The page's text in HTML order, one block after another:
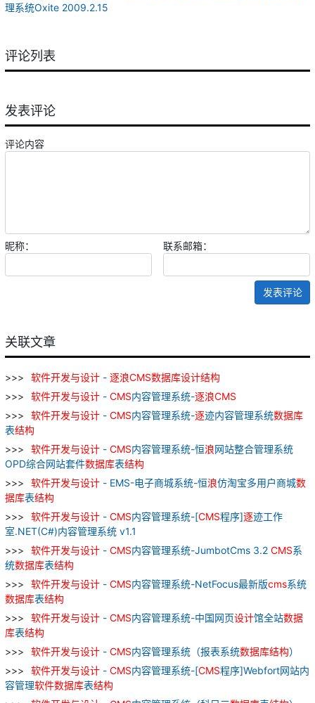
理系统Oxite 2009.2.15
评论列表
发表评论
评论内容
昵称： 联系邮箱：
发表评论
关联文章
软件开发与设计 - 逐浪CMS数据库设计结构
软件开发与设计 - CMS内容管理系统-逐浪CMS
软件开发与设计 - CMS内容管理系统-逐迹内容管理系统数据库
表结构
软件开发与设计 - CMS内容管理系统-恒浪网站整合管理系统
OPD综合网站套件数据库表结构
软件开发与设计 - EMS-电子商城系统-恒浪仿淘宝多用户商城数
据库表结构
软件开发与设计 - CMS内容管理系统-[CMS程序]逐迹工作
室.NET(C#)内容管理系统 v1.1
软件开发与设计 - CMS内容管理系统-JumbotCms 3.2 CMS系
统数据库表结构
软件开发与设计 - CMS内容管理系统-NetFocus最新版cms系统
数据库表结构
软件开发与设计 - CMS内容管理系统-中国网页设计馆全站数据
库表结构
软件开发与设计 - CMS内容管理系统（报表系统数据库结构）
软件开发与设计 - CMS内容管理系统-[CMS程序]Webfort网站内
容管理软件数据库表结构